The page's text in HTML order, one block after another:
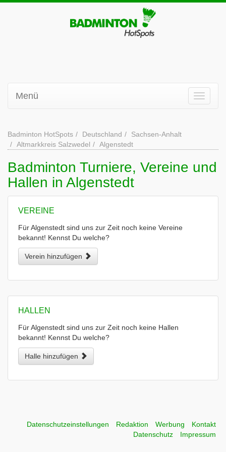
Menü
Badminton HotSpots Deutschland
Sachsen-Anhalt
Altmarkkreis Salzwedel
Algenstedt
Badminton Turniere, Vereine und
Hallen in Algenstedt
VEREINE
Für Algenstedt sind uns zur Zeit noch keine Vereine
bekannt! Kennst Du welche?
Verein hinzufügen
HALLEN
Für Algenstedt sind uns zur Zeit noch keine Hallen
bekannt! Kennst Du welche?
Halle hinzufügen
Datenschutzeinstellungen Redaktion Werbung
Kontakt
Datenschutz
Impressum